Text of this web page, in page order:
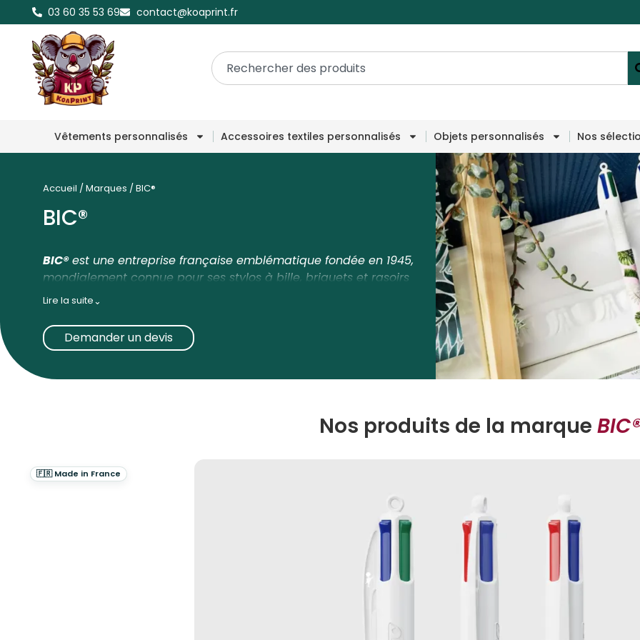
03 60 35 53 69 contact@koaprint.fr
Vêtements personnalisés Accessoires textiles personnalisés Objets personnalisés Nos
Accueil /Marques /BIC®
BIC®
BIC®est une entreprise française emblématique fondée en 1945,
mondialement connue pour ses stylos à bille, briquets et rasoirs
fiables et accessibles. Son stylo
grâce à sa simplicité, sa fiabilité et son prix abordable.
Chez Koaprint, nous proposons une sélection de produits BIC avec
pour les entreprises, événements ou campagnes de
Lire la suite⌄
Demander un devis
Nos produits de la marque
🇫🇷 Made in France